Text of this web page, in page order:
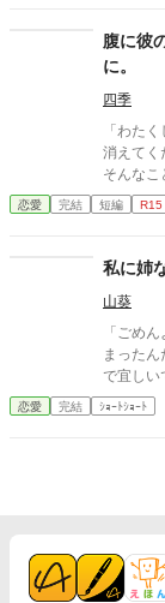
腹に彼
に。
四季
「わた
消えてくださる？」 突然やっ
そんなこ
恋愛 完結 短編 R15
私に姉
山葵
「ごめ
まったんだ
で宜しいです
者スティーブと結
した。 「ところでスティーブ様、私には姉はおりませんが、一体
恋愛 完結 ｼｮｰﾄｼｮｰﾄ